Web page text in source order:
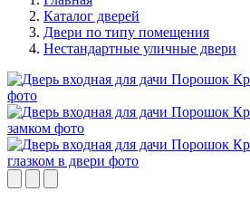
Каталог дверей
Двери по типу помещения
Нестандартные уличные двери